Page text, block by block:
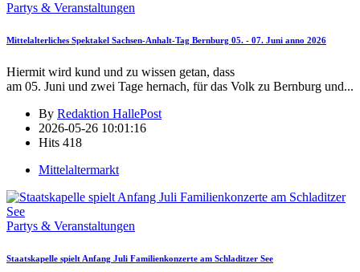
Partys & Veranstaltungen
Mittelalterliches Spektakel Sachsen-Anhalt-Tag Bernburg 05. - 07. Juni anno 2026
Hiermit wird kund und zu wissen getan, dass
am 05. Juni und zwei Tage hernach, für das Volk zu Bernburg und...
By Redaktion HallePost
2026-05-26 10:01:16
Hits 418
Mittelaltermarkt
Partys & Veranstaltungen
Staatskapelle spielt Anfang Juli Familienkonzerte am Schladitzer See